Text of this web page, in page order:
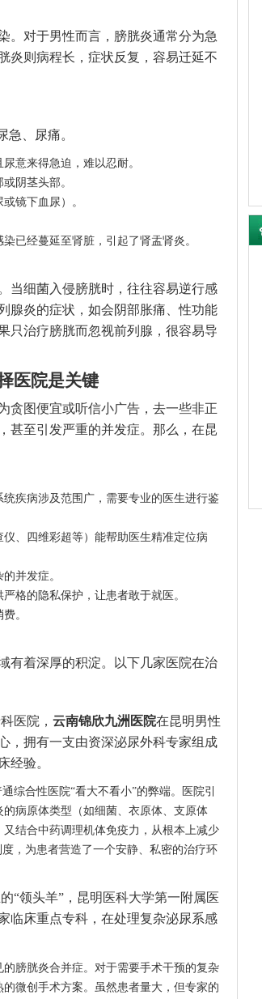
。对于男性而言，膀胱炎通常分为急
炎则病程长，症状反复，容易迁延不
、尿痛。
意来得急迫，难以忍耐。
阴茎头部。
镜下血尿）。
已经蔓延至肾脏，引起了肾盂肾炎。
当细菌入侵膀胱时，往往容易逆行感
腺炎的症状，如会阴部胀痛、性功能
只治疗膀胱而忽视前列腺，很容易导
医院是关键
贪图便宜或听信小广告，去一些非正
甚至引发严重的并发症。那么，在昆
疾病涉及范围广，需要专业的医生进行鉴
、四维彩超等）能帮助医生精准定位病
并发症。
格的隐私保护，让患者敢于就医。
。
有着深厚的积淀。以下几家医院在治
医院， 云南锦欣九洲医院在昆明男性
，拥有一支由资深泌尿外科专家组成
经验。
综合性医院“看大不看小”的弊端。医院引
病原体类型（如细菌、衣原体、支原体
结合中药调理机体免疫力，从根本上减少
，为患者营造了一个安静、私密的治疗环
“领头羊”，昆明医科大学第一附属医
临床重点专科，在处理复杂泌尿系感
膀胱炎合并症。对于需要手术干预的复杂
微创手术方案。虽然患者量大，但专家的